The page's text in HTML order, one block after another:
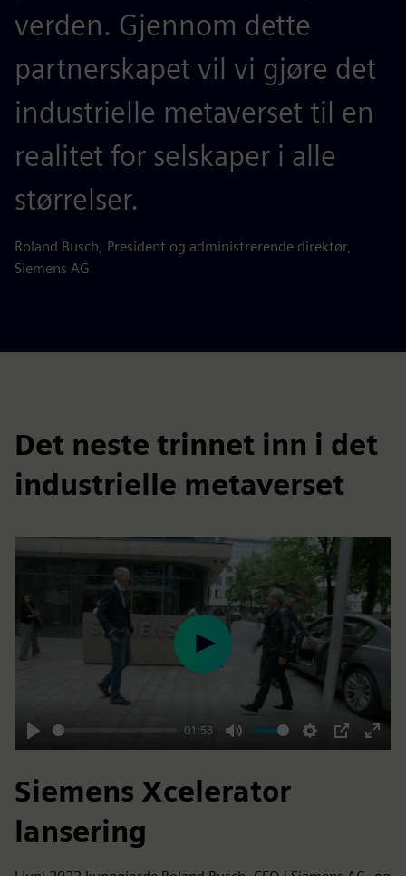
verden. Gjennom dette
partnerskapet vil vi gjøre det
industrielle metaverset til en
realitet for selskaper i alle
størrelser.
Roland Busch, President og administrerende direktør,
Siemens AG
Det neste trinnet inn i det
industrielle metaverset
Play
01:53
Mute Settings
PIP
Enter
Play
Siemens Xcelerator
lansering